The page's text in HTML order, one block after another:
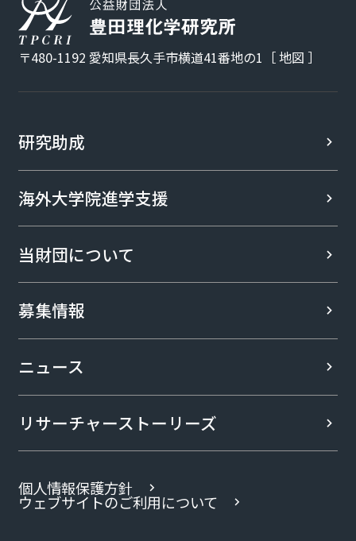
〒480-1192 愛知県長久手市横道41番地の1［地図 ］
研究助成
海外大学院進学支援
当財団について
募集情報
ニュース
リサーチャーストーリーズ
個人情報保護方針
ウェブサイトのご利用について